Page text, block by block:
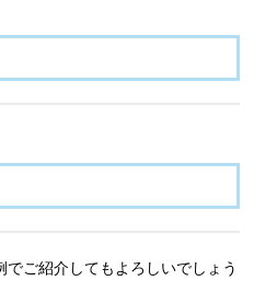
ご紹介してもよろしいでしょう